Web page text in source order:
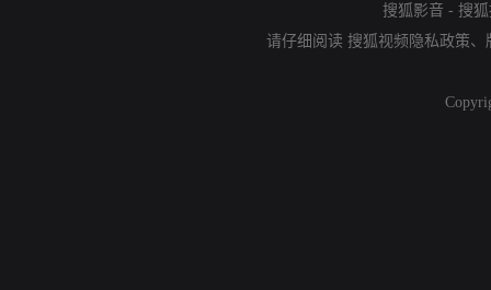
搜狐影音 - 搜
请仔细阅读 搜狐视频隐私政策、